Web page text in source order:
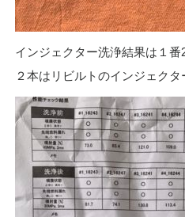
インジェクター洗浄結果は１番
２本はリビルトのインジェクタ